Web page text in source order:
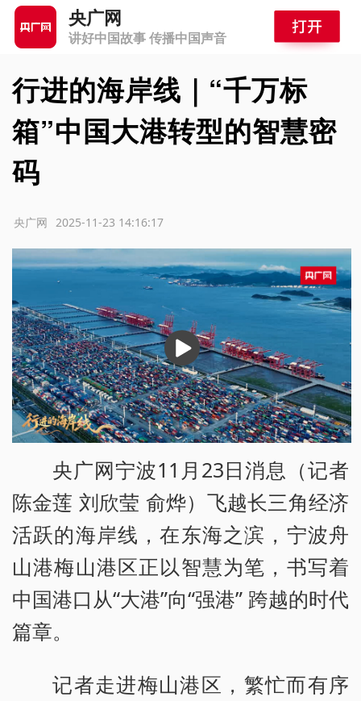
央广网
讲好中国故事 传播中国声音
行进的海岸线｜“千万标
箱”中国大港转型的智慧密
码
2025-11-23 14:16:17
央广网
播
放
央广网宁波11月23日消息（记者
陈金莲 刘欣莹 俞烨）飞越长三角经济
活跃的海岸线，在东海之滨，宁波舟
山港梅山港区正以智慧为笔，书写着
中国港口从“大港”向“强港” 跨越的时代
篇章。
记者走进梅山港区，繁忙而有序